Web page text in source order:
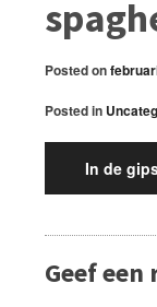
Posted on
Posted in
In de
Geef een